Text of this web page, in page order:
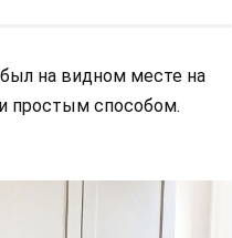
на видном месте на
простым способом.